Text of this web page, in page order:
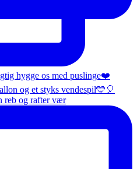
reb og rafter vær